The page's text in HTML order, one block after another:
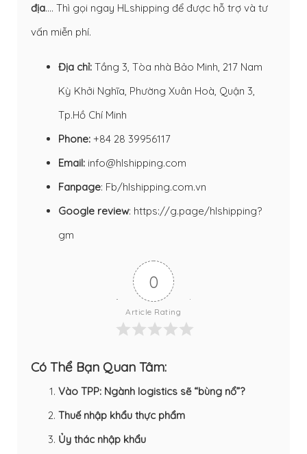
địa…. Thì gọi ngay HLshipping để được hỗ trợ và tư
vấn miễn phí.
Địa chỉ: Tầng 3, Tòa nhà Bảo Minh, 217 Nam
Kỳ Khởi Nghĩa, Phường Xuân Hoà, Quận 3,
Tp.Hồ Chí Minh
Phone: +84 28 39956117
Email: info@hlshipping.com
Fanpage: Fb/hlshipping.com.vn
Google review: https://g.page/hlshipping?
gm
0
Article Rating
Có Thể Bạn Quan Tâm:
Vào TPP: Ngành logistics sẽ “bùng nổ”?
Thuế nhập khẩu thực phẩm
Ủy thác nhập khẩu